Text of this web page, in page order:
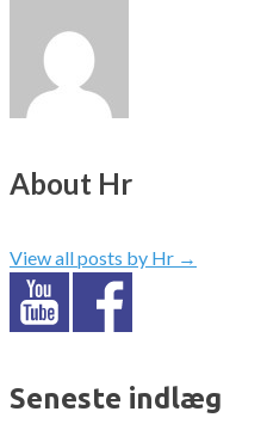
About Hr
View all posts by Hr →
Seneste indlæg